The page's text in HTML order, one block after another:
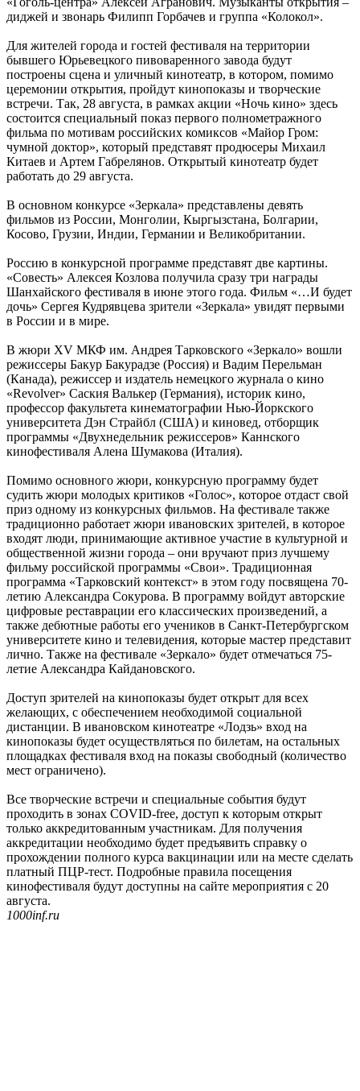
диджей и звонарь Филипп Горбачев и группа «Колокол».
Для жителей города и гостей фестиваля на территории
бывшего Юрьевецкого пивоваренного завода будут
построены сцена и уличный кинотеатр, в котором, помимо
церемонии открытия, пройдут кинопоказы и творческие
встречи. Так, 28 августа, в рамках акции «Ночь кино» здесь
состоится специальный показ первого полнометражного
фильма по мотивам российских комиксов «Майор Гром:
чумной доктор», который представят продюсеры Михаил
Китаев и Артем Габрелянов. Открытый кинотеатр будет
работать до 29 августа.
В основном конкурсе «Зеркала» представлены девять
фильмов из России, Монголии, Кыргызстана, Болгарии,
Косово, Грузии, Индии, Германии и Великобритании.
Россию в конкурсной программе представят две картины.
«Совесть» Алексея Козлова получила сразу три награды
Шанхайского фестиваля в июне этого года. Фильм «…И будет
дочь» Сергея Кудрявцева зрители «Зеркала» увидят первыми
в России и в мире.
В жюри XV МКФ им. Андрея Тарковского «Зеркало» вошли
режиссеры Бакур Бакурадзе (Россия) и Вадим Перельман
(Канада), режиссер и издатель немецкого журнала о кино
«Revolver» Саския Валькер (Германия), историк кино,
профессор факультета кинематографии Нью-Йоркского
университета Дэн Страйбл (США) и киновед, отборщик
программы «Двухнедельник режиссеров» Каннского
кинофестиваля Алена Шумакова (Италия).
Помимо основного жюри, конкурсную программу будет
судить жюри молодых критиков «Голос», которое отдаст свой
приз одному из конкурсных фильмов. На фестивале также
традиционно работает жюри ивановских зрителей, в которое
входят люди, принимающие активное участие в культурной и
общественной жизни города – они вручают приз лучшему
фильму российской программы «Свои». Традиционная
программа «Тарковский контекст» в этом году посвящена 70-
летию Александра Сокурова. В программу войдут авторские
цифровые реставрации его классических произведений, а
также дебютные работы его учеников в Санкт-Петербургском
университете кино и телевидения, которые мастер представит
лично. Также на фестивале «Зеркало» будет отмечаться 75-
летие Александра Кайдановского.
Доступ зрителей на кинопоказы будет открыт для всех
желающих, с обеспечением необходимой социальной
дистанции. В ивановском кинотеатре «Лодзь» вход на
кинопоказы будет осуществляться по билетам, на остальных
площадках фестиваля вход на показы свободный (количество
мест ограничено).
Все творческие встречи и специальные события будут
проходить в зонах COVID-free, доступ к которым открыт
только аккредитованным участникам. Для получения
аккредитации необходимо будет предъявить справку о
прохождении полного курса вакцинации или на месте сделать
платный ПЦР-тест. Подробные правила посещения
кинофестиваля будут доступны на сайте мероприятия с 20
августа.
1000inf.ru